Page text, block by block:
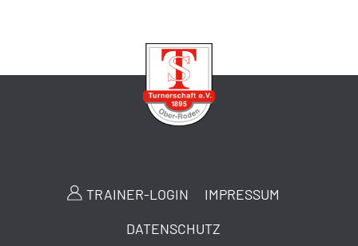
TRAINER-LOGIN
IMPRESSUM
DATENSCHUTZ